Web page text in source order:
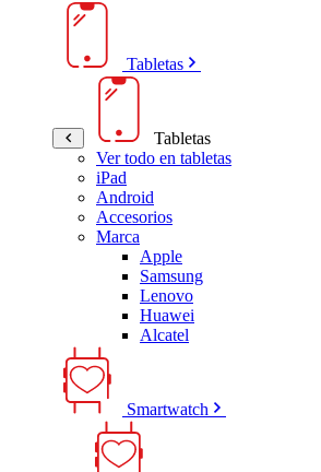
Tabletas
Tabletas
Ver todo en tabletas
iPad
Android
Accesorios
Marca
Apple
Samsung
Lenovo
Huawei
Alcatel
Smartwatch